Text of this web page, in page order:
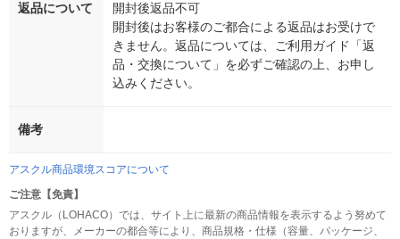
返品について
開封後返品不可
開封後はお客様のご都合による返品はお受けで
きません。返品については、ご利用ガイド「返
品・交換について」を必ずご確認の上、お申し
込みください。
備考
アスクル商品環境スコアについて
ご注意【免責】
アスクル（LOHACO）では、サイト上に最新の商品情報を表示するよう努めて
おりますが、メーカーの都合等により、商品規格・仕様（容量、パッケージ、